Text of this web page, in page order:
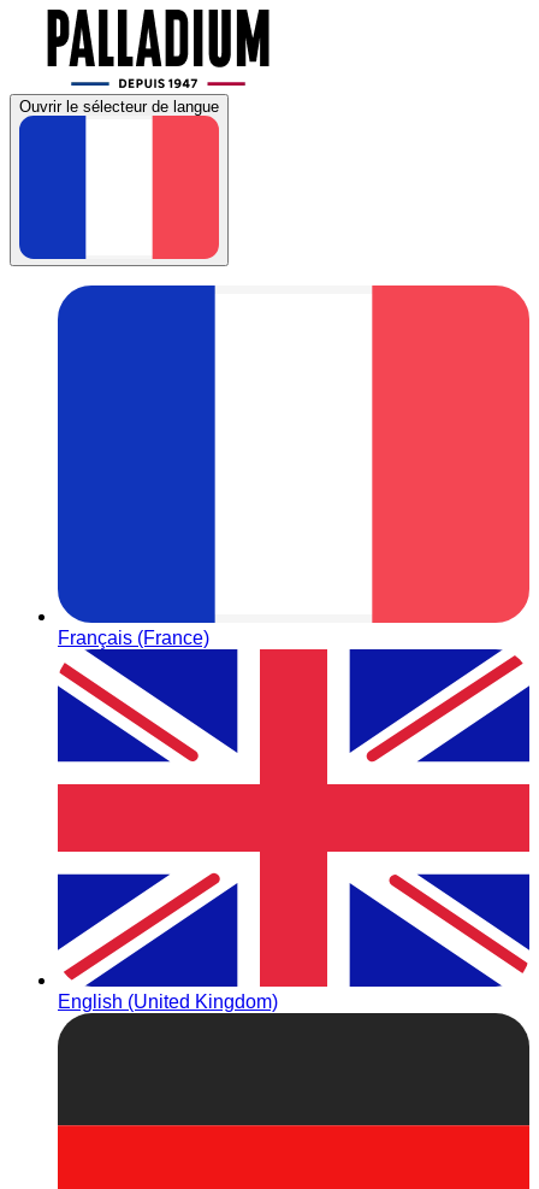
Ouvrir le sélecteur de langue
Français (France)
English (United Kingdom)